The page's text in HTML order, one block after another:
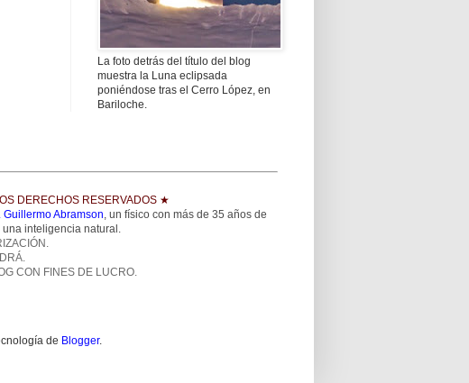
La foto detrás del título del blog
muestra la Luna eclipsada
poniéndose tras el Cerro López, en
Bariloche.
DERECHOS RESERVADOS ★
Guillermo Abramson , un físico con más de 35 años de
inteligencia natural.
CON FINES DE LUCRO.
de Blogger.